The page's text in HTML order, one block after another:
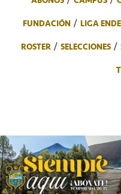
FUNDACIÓN
LIGA
ROSTER
SELECCIONES